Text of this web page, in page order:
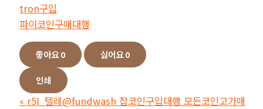
tron구입
파이코인구매대행
좋아요0 싫어요0
인쇄
« r5I_텔레@fundwash 잡코인구입대행 모든코인고가매